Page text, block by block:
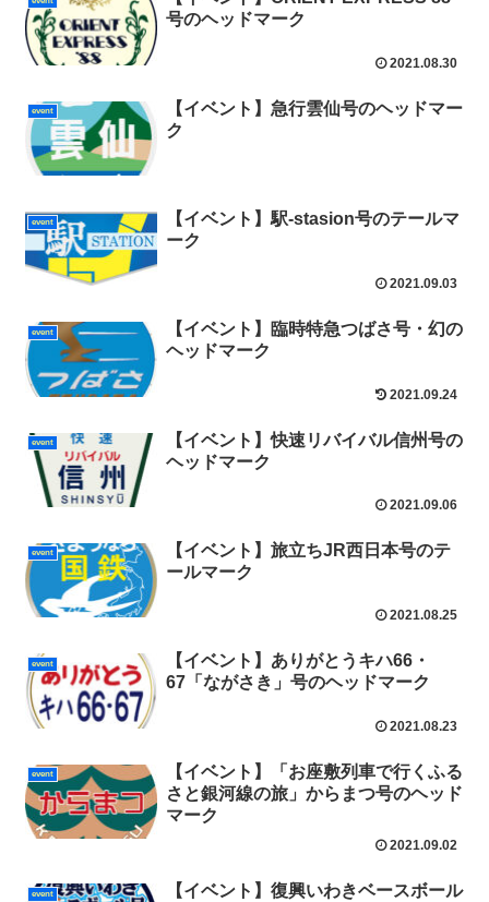
号のヘッドマーク
2021.08.30
event
【イベント】急行雲仙号のヘッドマー
ク
event
【イベント】駅-stasion号のテールマ
ーク
2021.09.03
event
【イベント】臨時特急つばさ号・幻の
ヘッドマーク
2021.09.24
event
【イベント】快速リバイバル信州号の
ヘッドマーク
2021.09.06
event
【イベント】旅立ちJR西日本号のテ
ールマーク
2021.08.25
event
【イベント】ありがとうキハ66・
67「ながさき」号のヘッドマーク
2021.08.23
event
【イベント】「お座敷列車で行くふる
さと銀河線の旅」からまつ号のヘッド
マーク
2021.09.02
event
【イベント】復興いわきベースボール